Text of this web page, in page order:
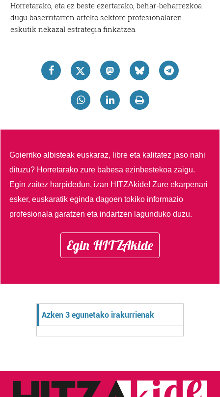
Horretarako, eta ez beste ezertarako, behar-beharrezkoa
dugu baserritarren arteko sektore profesionalaren
eskutik nekazal estrategia finkatzea.
Goierriko albisteak euskaraz, libre eta kalitatez jaso nahi
dituzu? Horretarako zure babesa ezinbestekoa zaigu.
Egin zaitez harpidedun, izan HITZAkide!Zure ekarpenari
esker, euskaratik eginda dagoen tokiko informazio
profesionala garatzen eta indartzen lagunduko duzu.
Egin HITZAkide
Azken 3 egunetako irakurrienak